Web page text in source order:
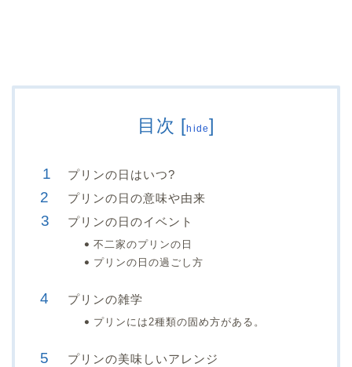
目次 [hide]
プリンの日はいつ?
プリンの日の意味や由来
プリンの日のイベント
不二家のプリンの日
プリンの日の過ごし方
プリンの雑学
プリンには2種類の固め方がある。
プリンの美味しいアレンジ